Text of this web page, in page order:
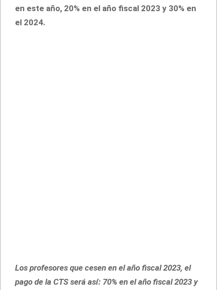
en este año, 20% en el año fiscal 2023 y 30% en
el 2024.
Los profesores que cesen en el año fiscal 2023, el
pago de la CTS será así: 70% en el año fiscal 2023 y